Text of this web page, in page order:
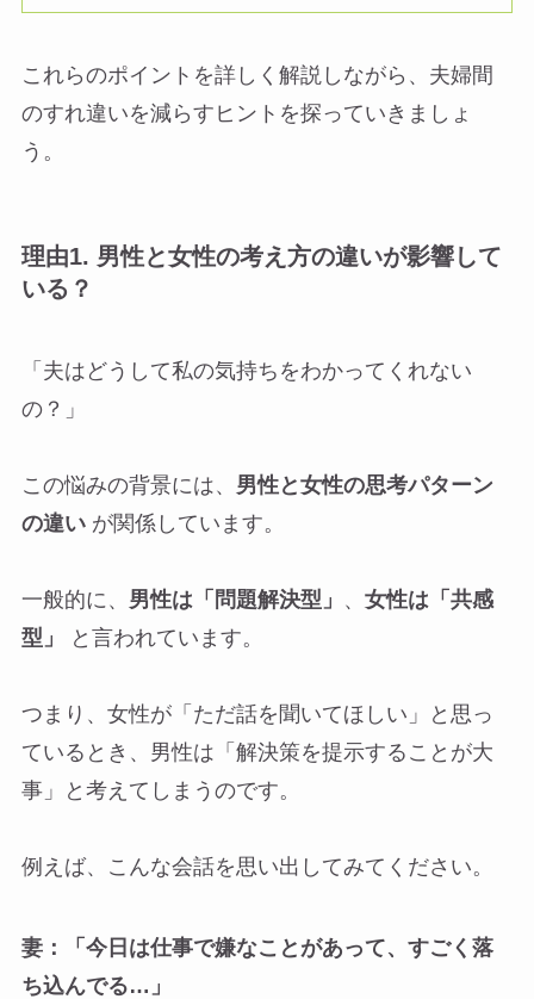
これらのポイントを詳しく解説しながら、夫婦間
のすれ違いを減らすヒントを探っていきましょ
う。
理由1. 男性と女性の考え方の違いが影響して
いる？
「夫はどうして私の気持ちをわかってくれない
の？」
この悩みの背景には、 男性と女性の思考パターン
の違いが関係しています。
一般的に、 男性は「問題解決型」 、 女性は「共感
型」
と言われています。
つまり、女性が「ただ話を聞いてほしい」と思っ
ているとき、男性は「解決策を提示することが大
事」と考えてしまうのです。
例えば、こんな会話を思い出してみてください。
妻：「今日は仕事で嫌なことがあって、すごく落
ち込んでる…」